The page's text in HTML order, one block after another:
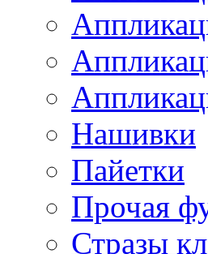
Нашивки
Пайетки
Прочая
Стразы